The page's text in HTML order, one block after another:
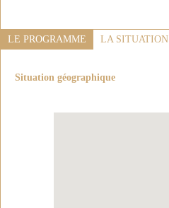
LE PROGRAMME LA SITUATION
Situation géographique